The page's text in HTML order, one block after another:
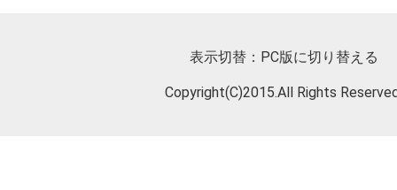
表示切替： PC版に切り替える
Copyright(C)2015.All Rights